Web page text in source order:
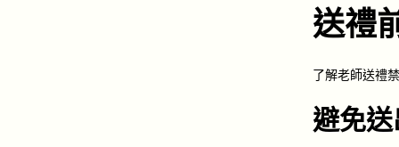
n
-
1
送禮
了解老師送禮
避免